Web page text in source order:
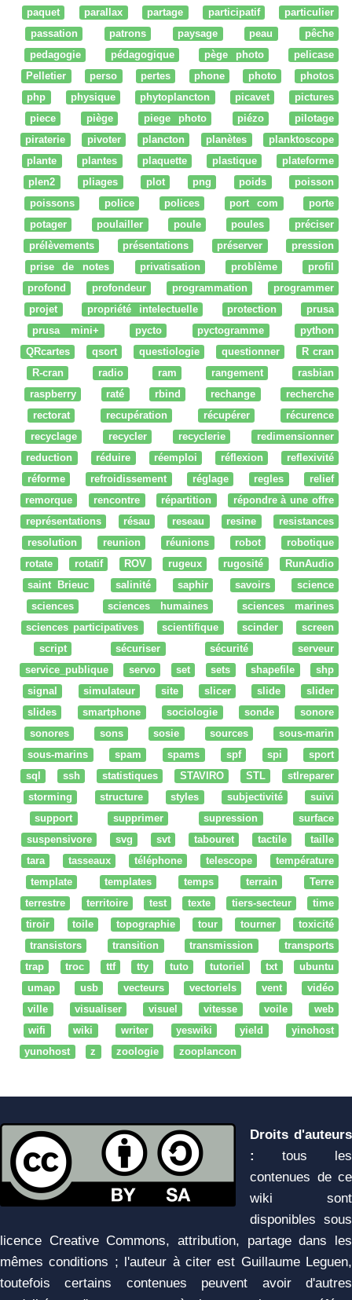
paquet
parallax partage participatif
particulier
passation
patrons paysage peau
pêche
pedagogie
pédagogique pège photo
pelicase
Pelletier
perso pertes phone photo
photos
php
physique phytoplancton picavet
pictures
piece
piège piege photo piézo
pilotage
piraterie
pivoter plancton planètes
planktoscope
plante
plantes plaquette plastique
plateforme
plen2
pliages plot png poids
poisson
poissons
police polices port com
porte
potager
poulailler poule poules
préciser
prélèvements
présentations préserver
pression
prise de notes
privatisation problème
profil
profond
profondeur programmation
programmer
projet
propriété intelectuelle protection
prusa
prusa mini+
pycto pyctogramme
python
QRcartes
qsort questiologie questionner
R cran
R-cran
radio ram rangement
rasbian
raspberry
raté rbind rechange
recherche
rectorat
recupération récupérer
récurence
recyclage
recycler recyclerie
redimensionner
reduction
réduire réemploi réflexion
reflexivité
réforme
refroidissement réglage regles
relief
remorque
rencontre répartition
répondre à une offre
représentations
résau reseau resine
resistances
resolution
reunion réunions robot
robotique
rotate
rotatif ROV rugeux rugosité
RunAudio
saint Brieuc
salinité saphir savoirs
science
sciences
sciences humaines
sciences marines
sciences participatives
scientifique scinder
screen
script
sécuriser sécurité
serveur
service_publique
servo set sets shapefile
shp
signal
simulateur site slicer slide
slider
slides
smartphone sociologie sonde
sonore
sonores
sons sosie sources
sous-marin
sous-marins
spam spams spf spi
sport
sql
ssh statistiques STAVIRO STL
stlreparer
storming
structure styles subjectivité
suivi
support
supprimer supression
surface
suspensivore
svg svt tabouret tactile
taille
tara
tasseaux téléphone telescope
température
template
templates temps terrain
Terre
terrestre
territoire test texte tiers-secteur
time
tiroir
toile topographie tour tourner
toxicité
transistors
transition transmission
transports
trap
troc ttf tty tuto tutoriel txt
ubuntu
umap
usb vecteurs vectoriels vent
vidéo
ville
visualiser visuel vitesse voile
web
wifi
wiki writer yeswiki yield
yinohost
yunohost
z zoologie zooplancon
Droits d'auteurs
:
tous les
contenues de ce
wiki sont
disponibles sous
licence Creative Commons, attribution, partage dans les
mêmes conditions ; l'auteur à citer est Guillaume Leguen,
toutefois certains contenues peuvent avoir d'autres